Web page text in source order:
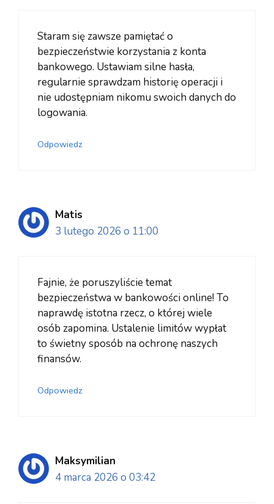
Staram się zawsze pamiętać o
bezpieczeństwie korzystania z konta
bankowego. Ustawiam silne hasła,
regularnie sprawdzam historię operacji i
nie udostępniam nikomu swoich danych do
logowania.
Odpowiedz
Matis
3 lutego 2026 o 11:00
Fajnie, że poruszyliście temat
bezpieczeństwa w bankowości online! To
naprawdę istotna rzecz, o której wiele
osób zapomina. Ustalenie limitów wypłat
to świetny sposób na ochronę naszych
finansów.
Odpowiedz
Maksymilian
4 marca 2026 o 03:42